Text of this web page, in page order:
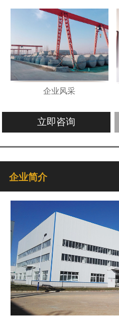
企业风采
立即咨询
企业简介